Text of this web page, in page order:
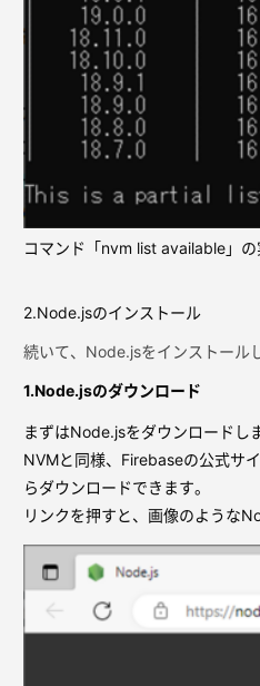
コマンド「nvm list available」
2.Node.jsのインストール
続いて、Node.jsをインストール
1.Node.jsのダウンロード
まずはNode.jsをダウンロードし
NVMと同様、Firebaseの公式サ
らダウンロードできます。
リンクを押すと、画像のような